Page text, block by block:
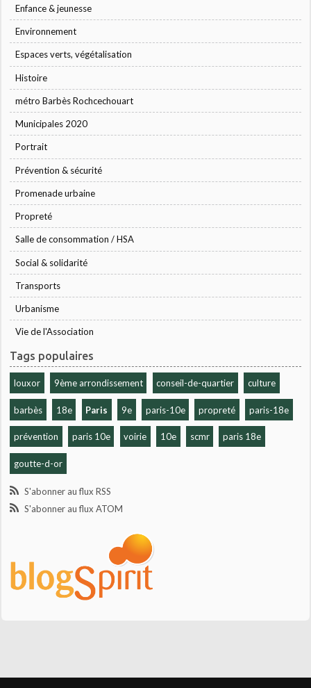
Enfance & jeunesse
Environnement
Espaces verts, végétalisation
Histoire
métro Barbès Rochcechouart
Municipales 2020
Portrait
Prévention & sécurité
Promenade urbaine
Propreté
Salle de consommation / HSA
Social & solidarité
Transports
Urbanisme
Vie de l'Association
Tags populaires
louxor 9ème arrondissement conseil-de-quartier culture
barbès 18e Paris 9e paris-10e propreté paris-18e
prévention paris 10e voirie 10e scmr paris 18e
goutte-d-or
S'abonner au flux RSS
S'abonner au flux ATOM